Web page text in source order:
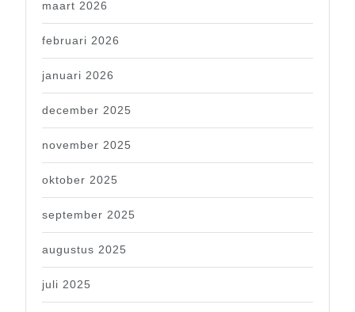
maart 2026
februari 2026
januari 2026
december 2025
november 2025
oktober 2025
september 2025
augustus 2025
juli 2025